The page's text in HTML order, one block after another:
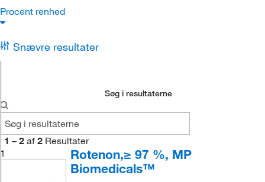
Procent renhed
Snævre resultater
Søg i resultaterne
1 – 2 af 2 Resultater
1
Rotenon,≥ 97 %, MP
Biomedicals™